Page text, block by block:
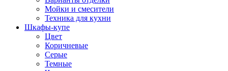
Мойки и смесители
Техника для кухни
Шкафы-купе
Цвет
Коричневые
Серые
Темные